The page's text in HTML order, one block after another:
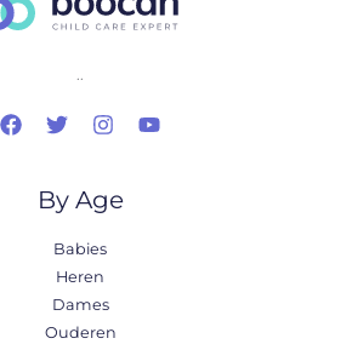
..
By Age
Babies
Heren
Dames
Ouderen